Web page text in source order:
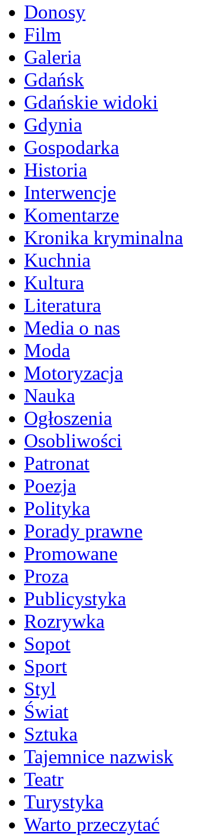
Donosy
Film
Galeria
Gdańsk
Gdańskie widoki
Gdynia
Gospodarka
Historia
Interwencje
Komentarze
Kronika kryminalna
Kuchnia
Kultura
Literatura
Media o nas
Moda
Motoryzacja
Nauka
Ogłoszenia
Osobliwości
Patronat
Poezja
Polityka
Porady prawne
Promowane
Proza
Publicystyka
Rozrywka
Sopot
Sport
Styl
Świat
Sztuka
Tajemnice nazwisk
Teatr
Turystyka
Warto przeczytać